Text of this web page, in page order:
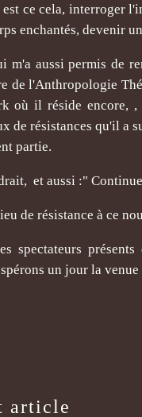
ce cela, interroger
enchantés, devenir
aussi permis de
de l'Anthropologie
où il réside
de résistances qu'il a
partie.
et aussi :"
de résistance à ce
spectateurs
un jour la
article